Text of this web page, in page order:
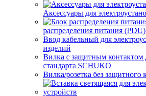
Аксессуары для
распределения питания (PDU)
Ввод кабельный для
изделий
Вилка с защитным контактом
стандарта SCHUKO
Вилка/розетка без защитного